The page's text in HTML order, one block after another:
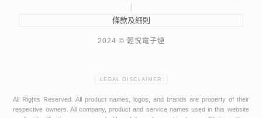
|
條款及細則
2024 © 輕悅電子煙
LEGAL DISCLAIMER
All Rights Reserved. All product names, logos, and brands are property of their
respective owners. All company, product and service names used in this website